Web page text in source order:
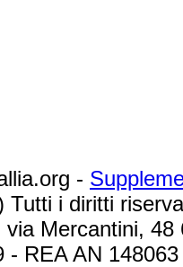
-
Tutti i diritti
Mercantini,
- REA AN